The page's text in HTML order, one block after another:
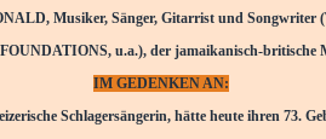
Musiker, Sänger, Gitarrist und Songwriter
u.a.), der jamaikanisch-
IM GEDENKEN AN:
Schlagersängerin, hätte heute ihren 73.